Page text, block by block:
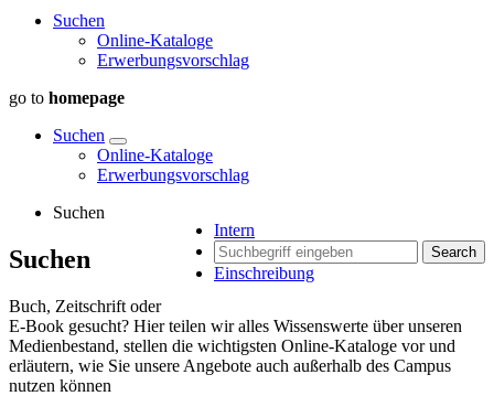
Suchen
Online-Kataloge
Erwerbungsvorschlag
go to homepage
Suchen
Online-Kataloge
Erwerbungsvorschlag
Intern
Search
Einschreibung
Suchen
Suchen
Buch, Zeitschrift oder
E-Book gesucht? Hier teilen wir alles Wissenswerte über unseren
Medienbestand, stellen die wichtigsten Online-Kataloge vor und
erläutern, wie Sie unsere Angebote auch außerhalb des Campus
nutzen können